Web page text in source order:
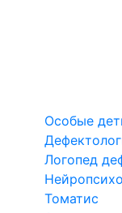
Особые
Логопед
Томатис